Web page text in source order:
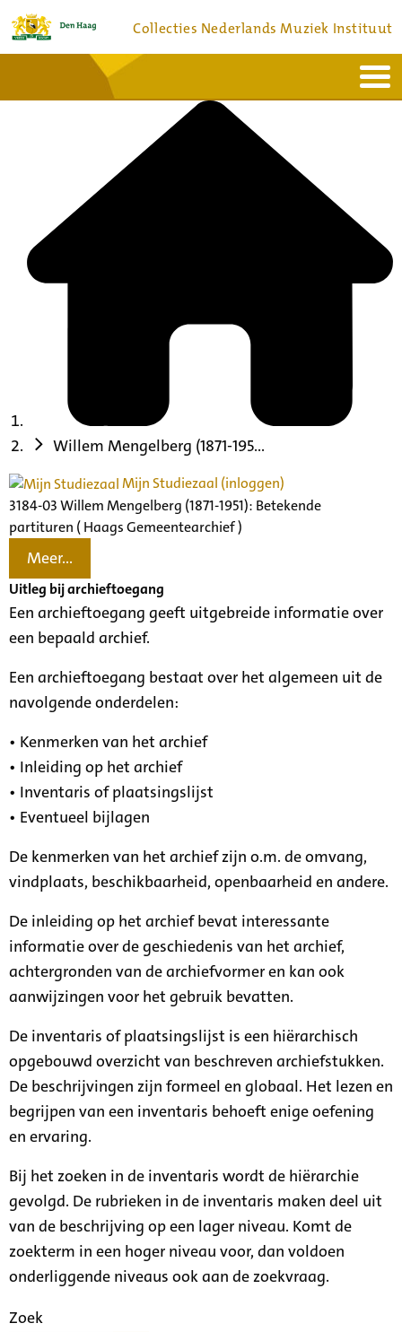
Collecties Nederlands Muziek Instituut
Bronnen en collecties
Willem Mengelberg (1871-195...
Mijn Studiezaal (inloggen)
3184-03 Willem Mengelberg (1871-1951): Betekende
partituren ( Haags Gemeentearchief )
Meer...
Uitleg bij archieftoegang
Een archieftoegang geeft uitgebreide informatie over
een bepaald archief.
Een archieftoegang bestaat over het algemeen uit de
navolgende onderdelen:
• Kenmerken van het archief
• Inleiding op het archief
• Inventaris of plaatsingslijst
• Eventueel bijlagen
De kenmerken van het archief zijn o.m. de omvang,
vindplaats, beschikbaarheid, openbaarheid en andere.
De inleiding op het archief bevat interessante
informatie over de geschiedenis van het archief,
achtergronden van de archiefvormer en kan ook
aanwijzingen voor het gebruik bevatten.
De inventaris of plaatsingslijst is een hiërarchisch
opgebouwd overzicht van beschreven archiefstukken.
De beschrijvingen zijn formeel en globaal. Het lezen en
begrijpen van een inventaris behoeft enige oefening
en ervaring.
Bij het zoeken in de inventaris wordt de hiërarchie
gevolgd. De rubrieken in de inventaris maken deel uit
van de beschrijving op een lager niveau. Komt de
zoekterm in een hoger niveau voor, dan voldoen
onderliggende niveaus ook aan de zoekvraag.
Zoek